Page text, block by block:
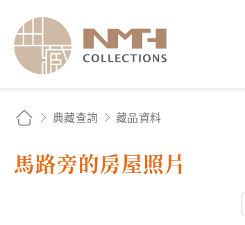
典藏查詢 藏品資料
馬路旁的房屋照片